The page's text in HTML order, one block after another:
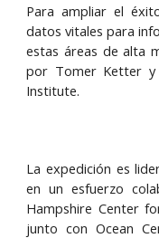
Para ampliar el
datos vitales para
estas áreas de alta
por Tomer Ketter y
Institute.
La expedición es
en un esfuerzo
Hampshire Center
junto con Ocean